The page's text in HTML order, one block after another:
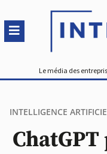
Le média des
INTELLIGENCE